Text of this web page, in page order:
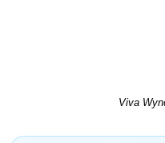
Viva